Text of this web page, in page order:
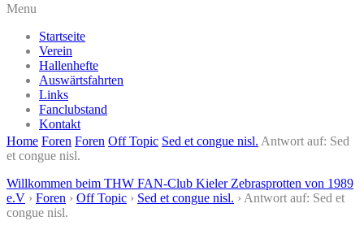
Menu
Startseite
Verein
Hallenhefte
Auswärtsfahrten
Links
Fanclubstand
Kontakt
Home Foren Foren Off Topic Sed et congue nisl. Antwort auf: Sed
et congue nisl.
Willkommen beim THW FAN-Club Kieler Zebrasprotten von 1989
e.V › Foren › Off Topic › Sed et congue nisl. › Antwort auf: Sed et
congue nisl.